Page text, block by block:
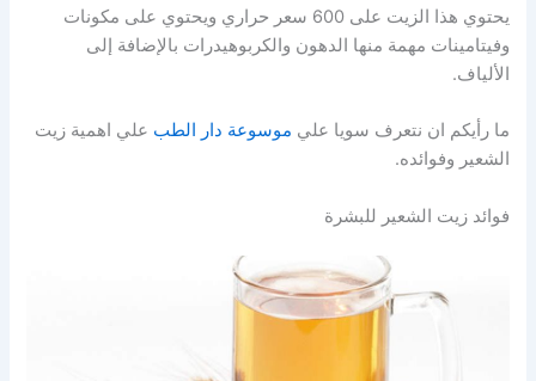
يحتوي هذا الزيت على 600 سعر حراري ويحتوي على مكونات
وفيتامينات مهمة منها الدهون والكربوهيدرات بالإضافة إلى
الألياف.
ما رأيكم ان نتعرف سويا علي موسوعة دار الطب علي اهمية زيت
الشعير وفوائده.
فوائد زيت الشعير للبشرة